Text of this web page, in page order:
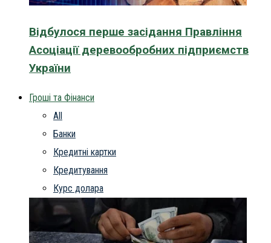
Відбулося перше засідання Правління
Асоціації деревообробних підприємств
України
Гроші та Фінанси
All
Банки
Кредитні картки
Кредитування
Курс долара